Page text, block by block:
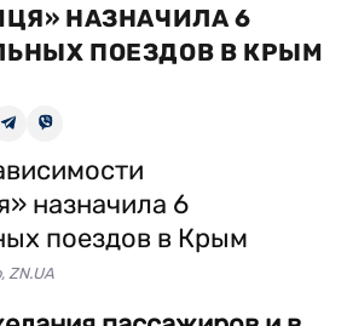
НАЗНАЧИЛА 6
ПОЕЗДОВ В КРЫМ
ZN.UA